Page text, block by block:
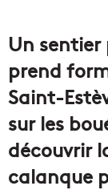
Un
prend
Saint-
sur les
découvrir
calanque